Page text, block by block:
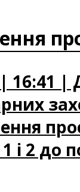
16:41 |
і 2 до